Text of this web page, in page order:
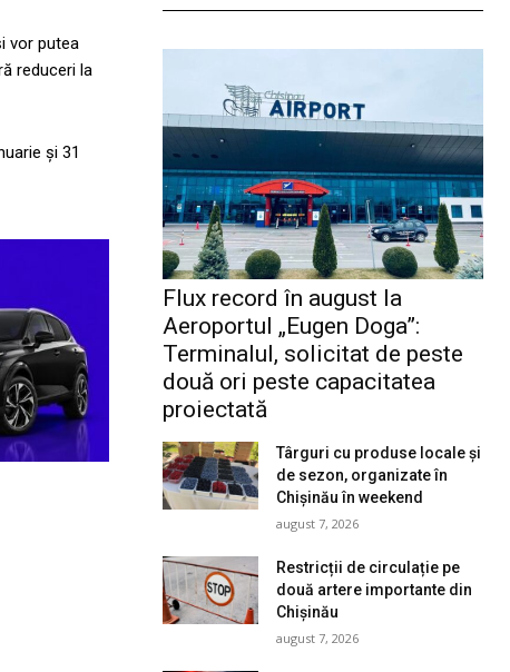
vor putea
reduceri la
și 31
Flux record în august la
Aeroportul „Eugen Doga”:
Terminalul, solicitat de peste
două ori peste capacitatea
proiectată
Târguri cu produse locale și
de sezon, organizate în
Chișinău în weekend
august 7, 2026
Restricții de circulație pe
două artere importante din
Chișinău
august 7, 2026